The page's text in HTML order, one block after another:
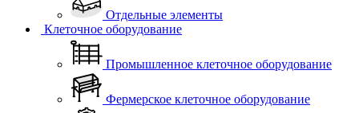
Отдельные элементы
Клеточное оборудование
Промышленное клеточное оборудование
Фермерское клеточное оборудование